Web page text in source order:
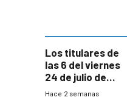
Los titulares de
las 6 del viernes
24 de julio de
2026
Hace 2 semanas